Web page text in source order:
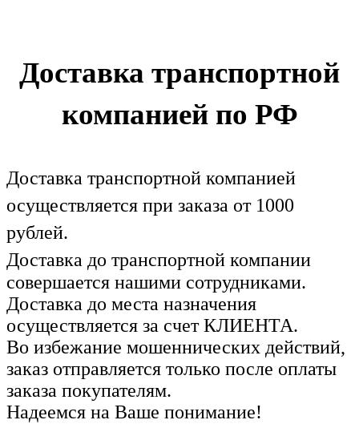
Доставка транспортной
компанией по РФ
Доставка транспортной компанией
осуществляется при заказа от 1000
рублей.
Доставка до транспортной компании
совершается нашими сотрудниками.
Доставка до места назначения
осуществляется за счет КЛИЕНТА.
Во избежание мошеннических действий,
заказ отправляется только после оплаты
заказа покупателям.
Надеемся на Ваше понимание!